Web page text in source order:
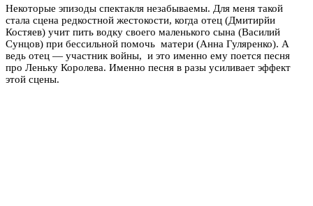
Некоторые эпизоды спектакля незабываемы. Для меня такой
стала сцена редкостной жестокости, когда отец (Дмитирйи
Костяев) учит пить водку своего маленького сына (Василий
Сунцов) при бессильной помочь матери (Анна Гуляренко). А
ведь отец — участник войны, и это именно ему поется песня
про Леньку Королева. Именно песня в разы усиливает эффект
этой сцены.